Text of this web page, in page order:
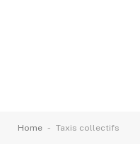
Home - Taxis collectifs